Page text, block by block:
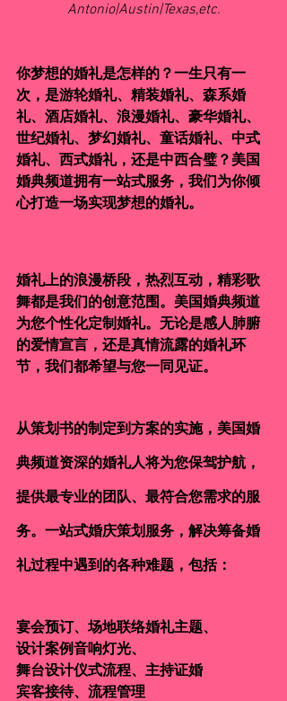
Antonio|Austin|Texas,etc.
你梦想的婚礼是怎样的？一生只有一
次，是游轮婚礼、精装婚礼、森系婚
礼、酒店婚礼、浪漫婚礼、豪华婚礼、
世纪婚礼、梦幻婚礼、童话婚礼、中式
婚礼、西式婚礼，还是中西合璧？美国
婚典频道拥有一站式服务，我们为你倾
心打造一场实现梦想的婚礼。
婚礼上的浪漫桥段，热烈互动，精彩歌
舞都是我们的创意范围。美国婚典频道
为您个性化定制婚礼。无论是感人肺腑
的爱情宣言，还是真情流露的婚礼环
节，我们都希望与您一同见证。
从策划书的制定到方案的实施，美国婚
典频道资深的婚礼人将为您保驾护航，
提供最专业的团队、最符合您需求的服
务。一站式婚庆策划服务，解决筹备婚
礼过程中遇到的各种难题，包括：
宴会预订、场地联络婚礼主题、
设计案例音响灯光、
舞台设计仪式流程、主持证婚
宾客接待、流程管理